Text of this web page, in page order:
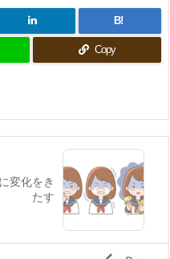
B!
Copy
変化をき
たす